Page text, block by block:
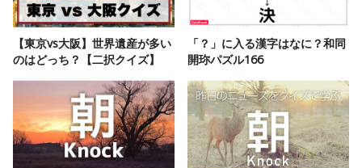
【東京vs大阪】世界遺産が多い
のはどっち？【二択クイズ】
「？」に入る漢字はなに？和同
開珎パズル166